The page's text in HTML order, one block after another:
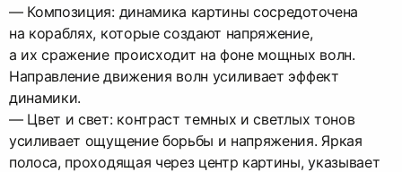
— Композиция: динамика картины сосредоточена
на кораблях, которые создают напряжение,
а их сражение происходит на фоне мощных волн.
Направление движения волн усиливает эффект
динамики.
— Цвет и свет: контраст темных и светлых тонов
усиливает ощущение борьбы и напряжения. Яркая
полоса, проходящая через центр картины, указывает